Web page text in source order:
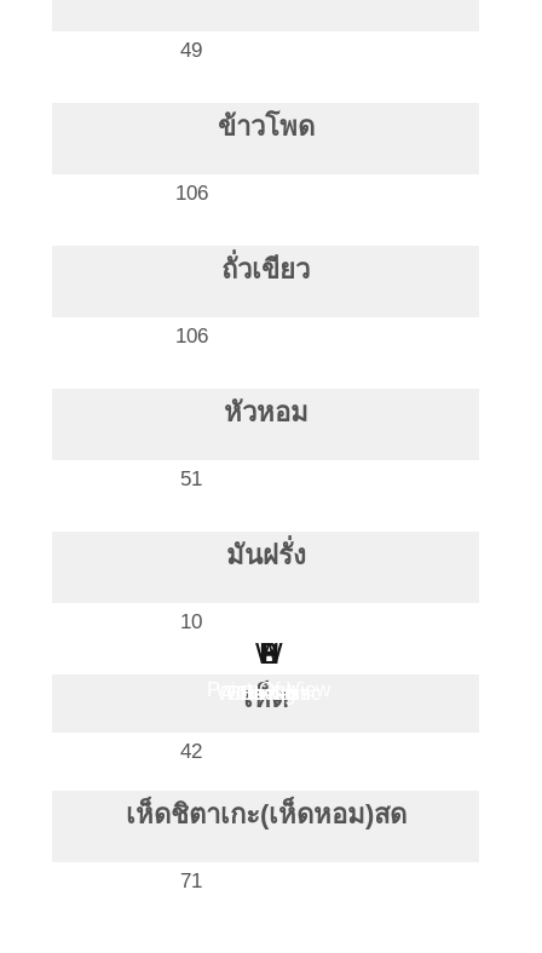
49
ข้าวโพด
106
ถั่วเขียว
106
หัวหอม
51
มันฝรั่ง
10
เห็ด
42
เห็ดชิตาเกะ(เห็ดหอม)สด
71
H
Health
B
Business
S
Social
L
Living
P
Point Of View
W
Work Clinic